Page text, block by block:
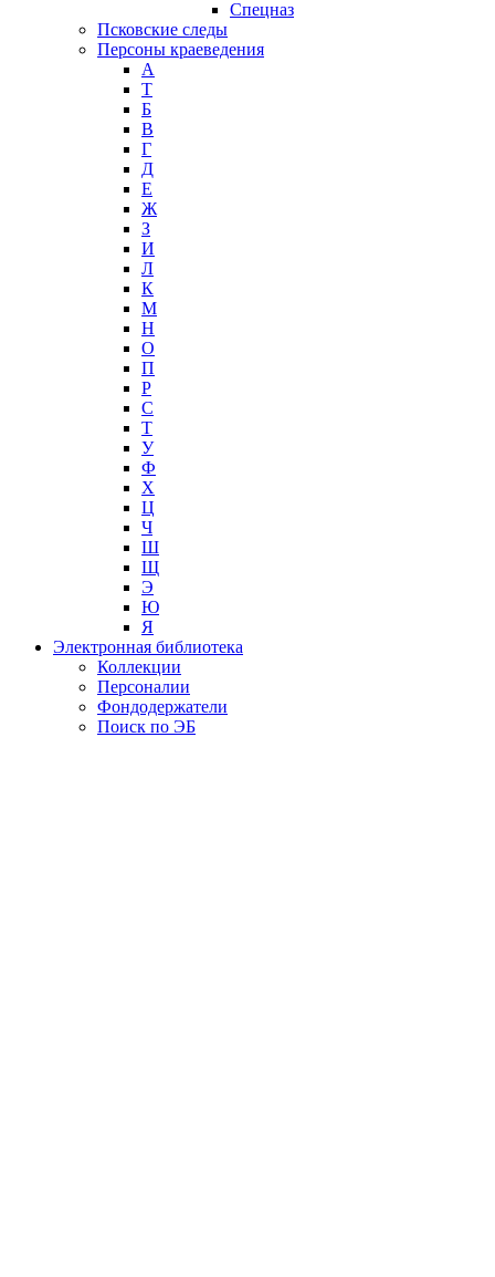
Спецназ
Псковские следы
Персоны краеведения
А
T
Б
В
Г
Д
Е
Ж
З
И
Л
К
М
Н
О
П
Р
С
Т
У
Ф
Х
Ц
Ч
Ш
Щ
Э
Ю
Я
Электронная библиотека
Коллекции
Персоналии
Фондодержатели
Поиск по ЭБ